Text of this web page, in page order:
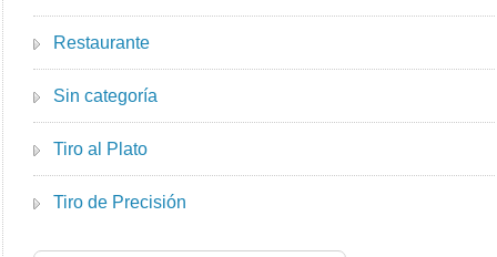
Restaurante
Sin categoría
Tiro al Plato
Tiro de Precisión